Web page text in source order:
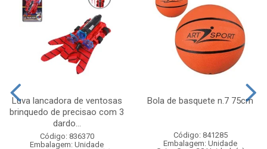
Luva lancadora de ventosas
brinquedo de precisao com 3
dardo...
Código: 836370
Embalagem: Unidade
Bola de basquete n.7 75cm
Código: 841285
Embalagem: Unidade